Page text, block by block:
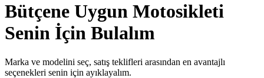
Bütçene Uygun Motosikleti
Senin İçin Bulalım
Marka ve modelini seç, satış teklifleri arasından en avantajlı
seçenekleri senin için ayıklayalım.